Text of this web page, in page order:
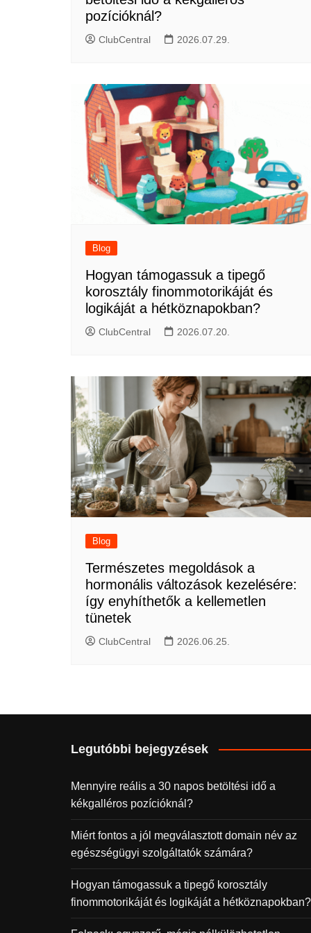
pozícióknál?
ClubCentral 2026.07.29.
Blog
Hogyan támogassuk a tipegő
korosztály finommotorikáját és
logikáját a hétköznapokban?
ClubCentral 2026.07.20.
Blog
Természetes megoldások a
hormonális változások kezelésére:
így enyhíthetők a kellemetlen
tünetek
ClubCentral 2026.06.25.
Legutóbbi bejegyzések
Mennyire reális a 30 napos betöltési idő a
kékgalléros pozícióknál?
Miért fontos a jól megválasztott domain név az
egészségügyi szolgáltatók számára?
Hogyan támogassuk a tipegő korosztály
finommotorikáját és logikáját a hétköznapokban?